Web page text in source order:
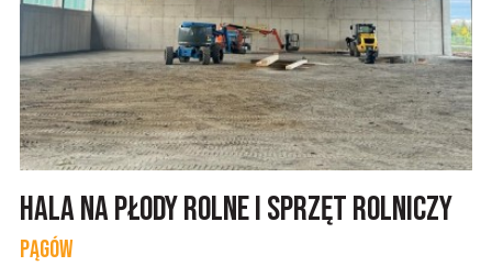
Hala na płody rolne i sprzęt rolniczy
Pągów